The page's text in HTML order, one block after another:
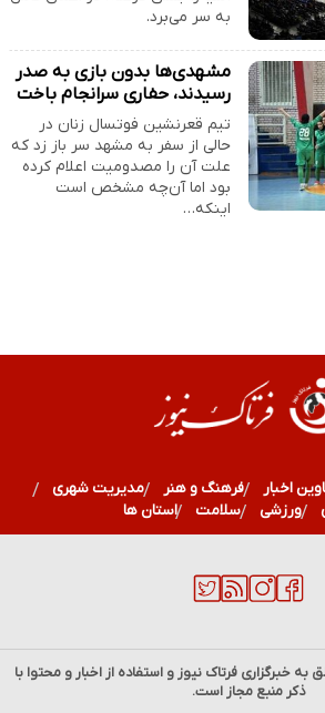
به سر می‌برد.
مشهدی‌ها بدون بازی به صدر
رسیدند، حفاری سرانجام باخت
تیم قعرنشین فوتسال زنان در
حالی از سفر به مشهد سر باز زد که
علت آن را مصدومیت اعلام کرده
بود اما آن‌چه مشخص است
اینکه…
اخبار فرهنگ و هنر
مدیریت شهری
ورزشی سلامت استان ها
به خبرگزاریفرتاک نیوز و استفاده از اخبار و محتوا با
ذکر منبع مجاز است.